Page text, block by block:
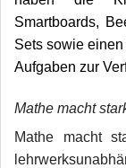
Smartboards,
Sets sowie
Aufgaben zur
Mathe macht
Mathe macht